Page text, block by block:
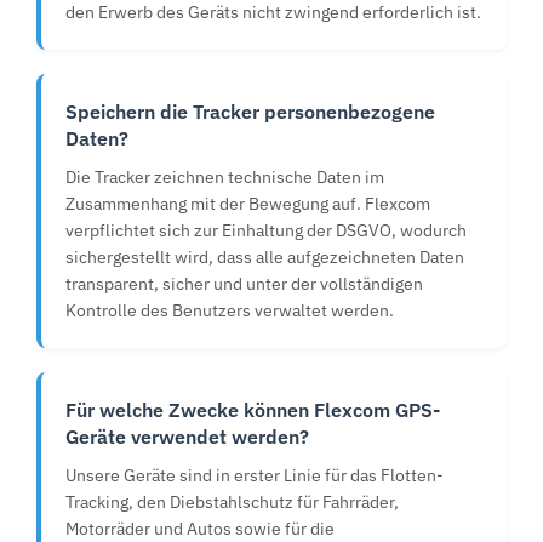
den Erwerb des Geräts nicht zwingend erforderlich ist.
Speichern die Tracker personenbezogene
Daten?
Die Tracker zeichnen technische Daten im
Zusammenhang mit der Bewegung auf. Flexcom
verpflichtet sich zur Einhaltung der DSGVO, wodurch
sichergestellt wird, dass alle aufgezeichneten Daten
transparent, sicher und unter der vollständigen
Kontrolle des Benutzers verwaltet werden.
Für welche Zwecke können Flexcom GPS-
Geräte verwendet werden?
Unsere Geräte sind in erster Linie für das Flotten-
Tracking, den Diebstahlschutz für Fahrräder,
Motorräder und Autos sowie für die